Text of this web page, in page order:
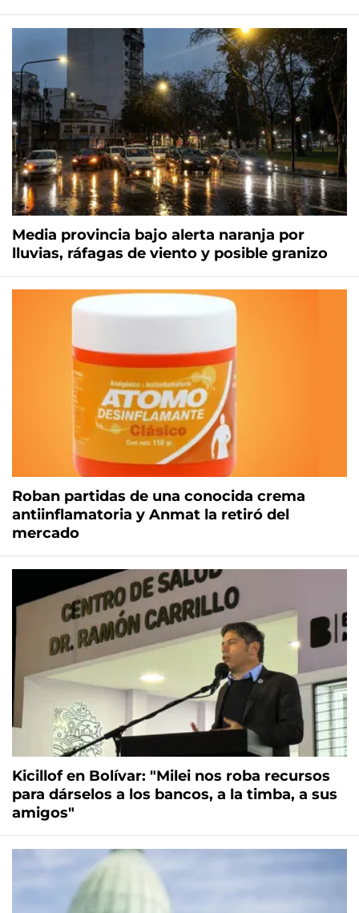
Media provincia bajo alerta naranja por
lluvias, ráfagas de viento y posible granizo
Roban partidas de una conocida crema
antiinflamatoria y Anmat la retiró del
mercado
Kicillof en Bolívar: "Milei nos roba recursos
para dárselos a los bancos, a la timba, a sus
amigos"